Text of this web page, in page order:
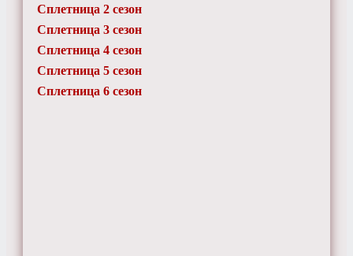
Сплетница 2 сезон
Сплетница 3 сезон
Сплетница 4 сезон
Сплетница 5 сезон
Сплетница 6 сезон